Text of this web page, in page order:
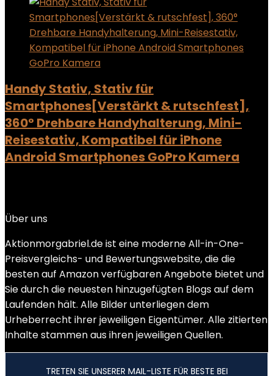
Handy Stativ, Stativ für
Smartphones[Verstärkt & rutschfest],
360° Drehbare Handyhalterung, Mini-
Reisestativ, Kompatibel für iPhone
Android Smartphones GoPro Kamera
Über uns
Aktionmorgabriel.de ist eine moderne All-in-One-
Preisvergleichs- und Bewertungswebsite, die die
besten auf Amazon verfügbaren Angebote bietet und
Sie durch die neuesten hinzugefügten Blogs auf dem
Laufenden hält. Alle Bilder unterliegen dem
Urheberrecht ihrer jeweiligen Eigentümer. Alle zitierten
Inhalte stammen aus ihren jeweiligen Quellen.
TRETEN SIE UNSERER MAIL-LISTE FÜR BESTE BEI